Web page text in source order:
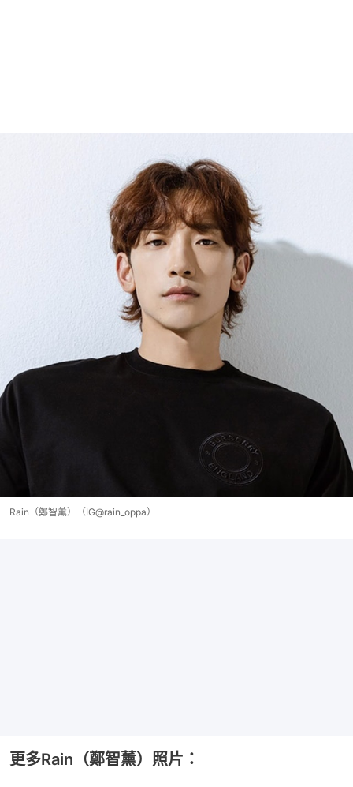
Rain（鄭智薰）（IG@rain_oppa）
更多Rain（鄭智薰）照片：